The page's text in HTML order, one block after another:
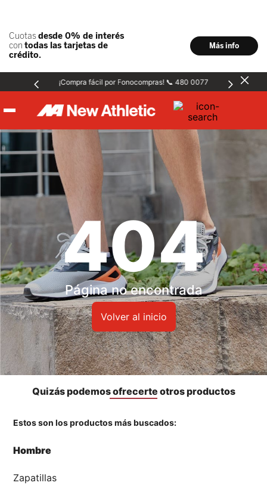
¡Compra fácil por Fonocompras! 📞 480 0077
Hombre
Mujer
Niños
Accesorios
🏃‍♀️🏃‍♂️ Zona del Hincha
👀 Lo Nuevo
🤑 Zona Outlet
404
Página no encontrada
Volver al inicio
Quizás podemos ofrecerte otros productos
Estos son los productos más buscados:
Hombre
Zapatillas